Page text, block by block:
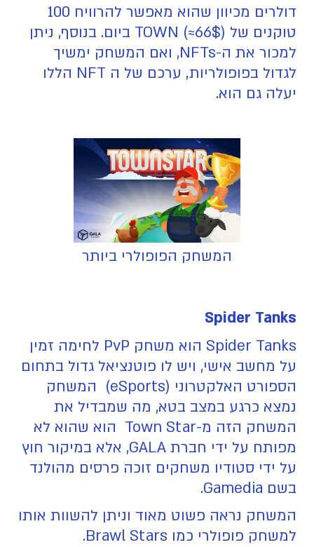
דולרים מכיוון שהוא מאפשר להרוויח 100
טוקנים של TOWN (≈66$) ביום. בנוסף, ניתן
למכור את ה-NFTs, ואם המשחק ימשיך
לגדול בפופולריות, ערכם של ה NFT הללו
יעלה גם הוא.
המשחק הפופולרי ביותר
Spider Tanks
Spider Tanks הוא משחק PvP לחימה זמין
על מחשב אישי, ויש לו פוטנציאל גדול בתחום
הספורט האלקטרוני (eSports) המשחק
נמצא כרגע במצב בטא, מה שמבדיל את
המשחק הזה מ-Town Star הוא שהוא לא
מפותח על ידי חברת GALA, אלא במיקור חוץ
על ידי סטודיו משחקים זוכה פרסים מהולנד
בשם Gamedia.
המשחק נראה פשוט מאוד וניתן להשוות אותו
למשחק פופולרי כמו Brawl Stars.